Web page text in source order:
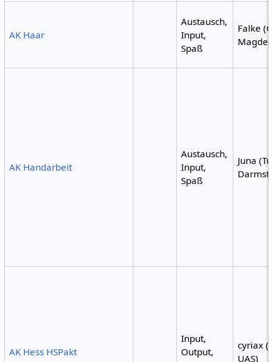
AK Haar
Austausch,
Input,
Spaß
Falke
AK Handarbeit
Austausch,
Input,
Spaß
Juna (Tu
AK Hess HSPakt
Input,
Output,
cyriax
UAS)